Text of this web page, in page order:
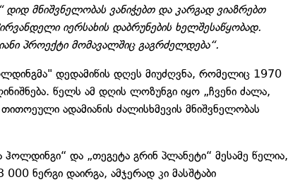
მნიშვნელობას ვანიჭებთ და კარგად ვიაზრებთ
იერსახის დაბრუნების ხელშესაწყობად.
პროექტი მომავალშიც გაგრძელდება“.
დედამიწის დღეს მიუძღვნა, რომელიც 1970
წელს ამ დღის ლოზუნგი იყო „ჩვენი ძალა,
ადამიანის ძალისხმევის მნიშვნელობას
და „თეგეტა გრინ პლანეტი“ მესამე წელია,
ნერგი დაირგა, ამჯერად კი მასშტაბი